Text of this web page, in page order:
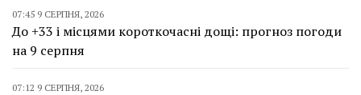
07:45 9 СЕРПНЯ, 2026
До +33 і місцями короткочасні дощі: прогноз погоди
на 9 серпня
07:12 9 СЕРПНЯ, 2026